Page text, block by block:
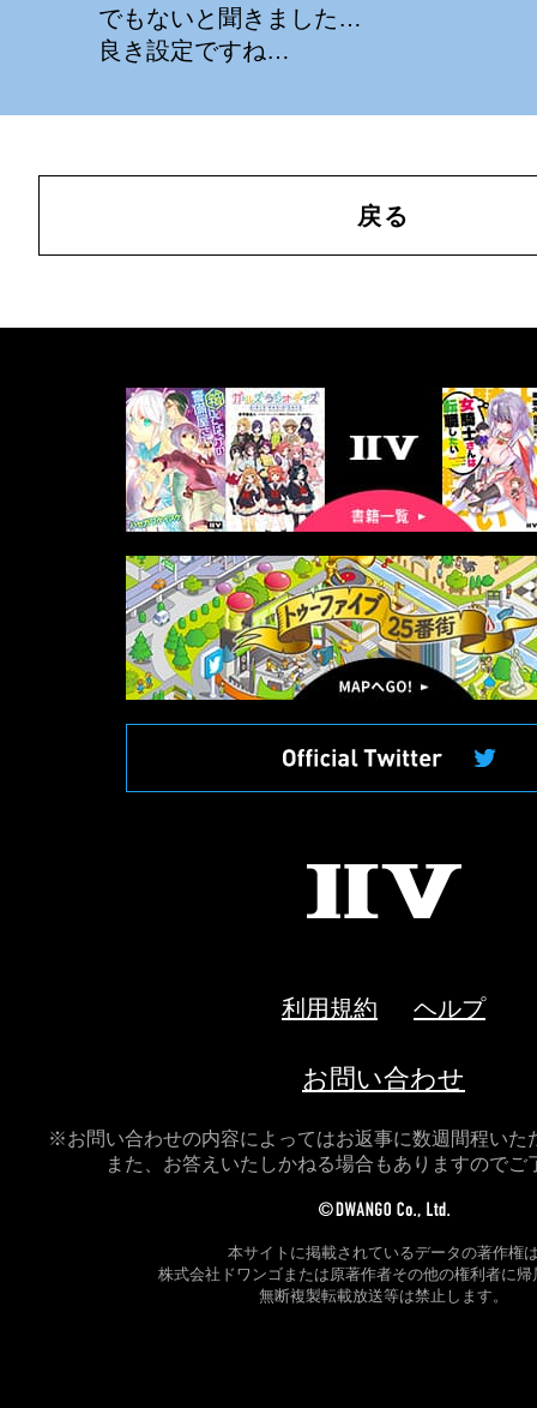
でもないと聞きました…
良き設定ですね…
戻る
書
籍
一
覧
マ
ッ
プ
へ
利用規約 ヘルプ
お問い合わせ
※お問い合わせの内容によってはお返事に数週間程いた
また、お答えいたしかねる場合もありますのでご
本サイトに掲載されているデータの著作権
株式会社ドワンゴまたは原著作者その他の権利者に帰
無断複製転載放送等は禁止します。